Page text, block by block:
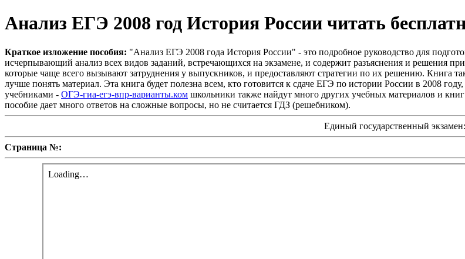
Анализ ЕГЭ 2008 год История России читать
Краткое изложение пособия: "Анализ ЕГЭ 2008 года История России" - это подробное руководство для
исчерпывающий анализ всех видов заданий, встречающихся на экзамене, и содержит разъяснения и решения
которые чаще всего вызывают затруднения у выпускников, и предоставляют стратегии по их решению. Книга
лучше понять материал. Эта книга будет полезна всем, кто готовится к сдаче ЕГЭ по истории России в 2008
учебниками - ОГЭ-гиа-егэ-впр-варианты.ком школьники также найдут много других учебных материалов и
пособие дает много ответов на сложные вопросы, но не считается ГДЗ (решебником).
Единый государственный экзамен:
Страница №: